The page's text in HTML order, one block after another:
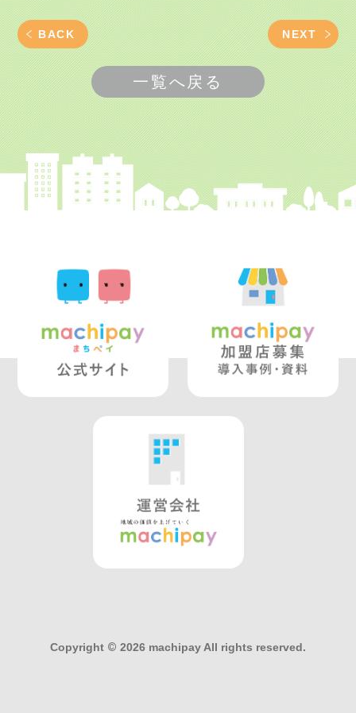
BACK NEXT
一覧へ戻る
Copyright © 2026 machipay All rights reserved.